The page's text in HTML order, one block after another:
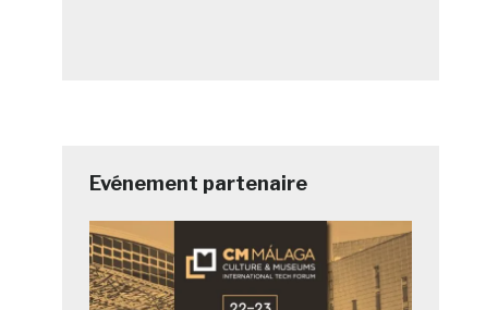
Evénement partenaire